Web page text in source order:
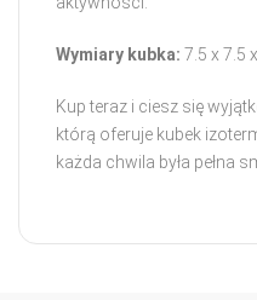
Wymiary kubka: 7.5 x 7.5
Kup teraz i ciesz się
którą oferuje kubek
każda chwila była pełna